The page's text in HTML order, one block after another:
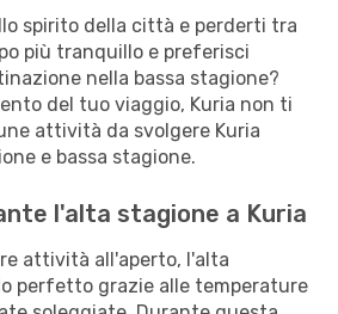
spirito della città e perderti tra
più tranquillo e preferisci
nella bassa stagione?
del tuo viaggio, Kuria non ti
attività da svolgere Kuria
e bassa stagione.
l'alta stagione a Kuria
attività all'aperto, l'alta
perfetto grazie alle temperature